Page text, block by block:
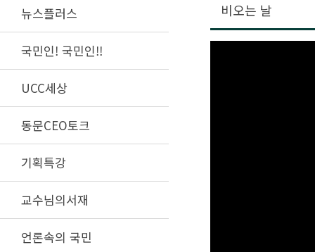
뉴스플러스
국민인! 국민인!!
UCC세상
동문CEO토크
기획특강
교수님의서재
언론속의 국민
비오는 날